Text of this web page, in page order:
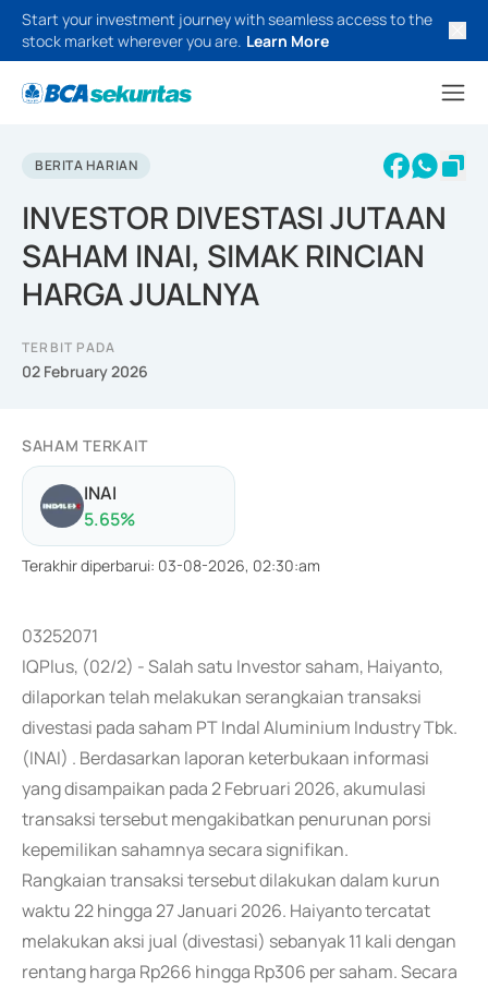
Start your investment journey with seamless access to the
stock market wherever you are. Learn More
BERITA HARIAN
INVESTOR DIVESTASI JUTAAN
SAHAM INAI, SIMAK RINCIAN
HARGA JUALNYA
TERBIT PADA
02 February 2026
SAHAM TERKAIT
INAI
5.65%
Terakhir diperbarui: 03-08-2026, 02:30:am
03252071
IQPlus, (02/2) - Salah satu Investor saham, Haiyanto,
dilaporkan telah melakukan serangkaian transaksi
divestasi pada saham PT Indal Aluminium Industry Tbk.
(INAI) . Berdasarkan laporan keterbukaan informasi
yang disampaikan pada 2 Februari 2026, akumulasi
transaksi tersebut mengakibatkan penurunan porsi
kepemilikan sahamnya secara signifikan.
Rangkaian transaksi tersebut dilakukan dalam kurun
waktu 22 hingga 27 Januari 2026. Haiyanto tercatat
melakukan aksi jual (divestasi) sebanyak 11 kali dengan
rentang harga Rp266 hingga Rp306 per saham. Secara